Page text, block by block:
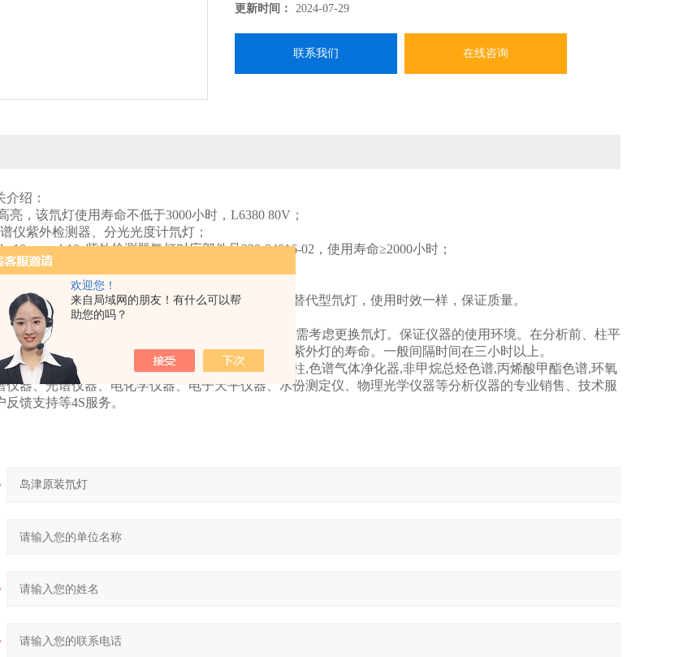
欢迎您！
来自局域网的朋友！有什么可以帮
助您的吗？
更新时间：
2024-07-29
联系我们 在线咨询
介绍：
亮，该氘灯使用寿命不低于3000小时， L6380 80V；
仪紫外检测器、分光光度计氘灯；
10a，spd-10a紫外检测器氘灯对应部件号228-34016-02， 使用寿命≥2000小时；
计/原子吸收光谱仪氘灯；
(岛津液相紫外检测器用)。
、氙灯前提供使用仪器检测器，是否可以考虑使用替代型氘灯，使用时效一样，保证质量。
查参比池能量，在仪器正常情况下如能量低于800，需考虑更换氘灯。保证仪器的使用环境。在分析前、柱平
开检测器紫外灯。不要频繁的开关紫外灯，会损害紫外灯的寿命。一般间隔时间在三小时以上。
司是专业的色谱技术公司，主要从事兰化所毛细管柱,色谱气体净化器,非甲烷总烃色谱,丙烯酸甲酯色谱,环氧
仪器、光谱仪器、电化学仪器、电子天平仪器、水份测定仪、物理光学仪器等分析仪器的专业销售、技术服
馈支持等4S服务。